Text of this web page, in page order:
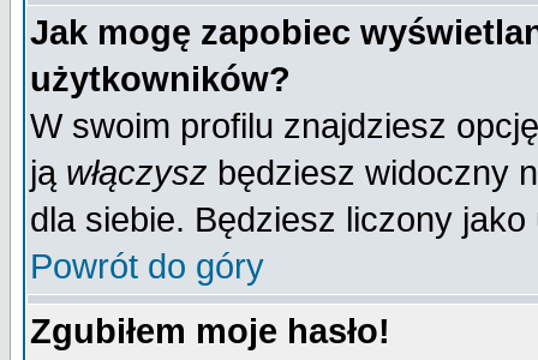
Jak mogę zapobiec
użytkowników?
W swoim profilu znajdziesz
ją włączysz będziesz widoczny
dla siebie. Będziesz liczony
Powrót do góry
Zgubiłem moje hasło!